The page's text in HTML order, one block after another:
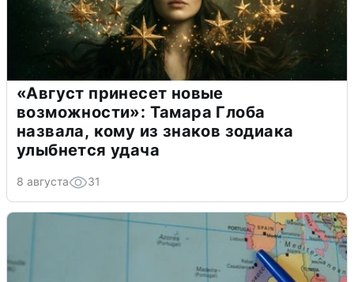
«Август принесет новые
возможности»: Тамара Глоба
назвала, кому из знаков зодиака
улыбнется удача
8 августа 31